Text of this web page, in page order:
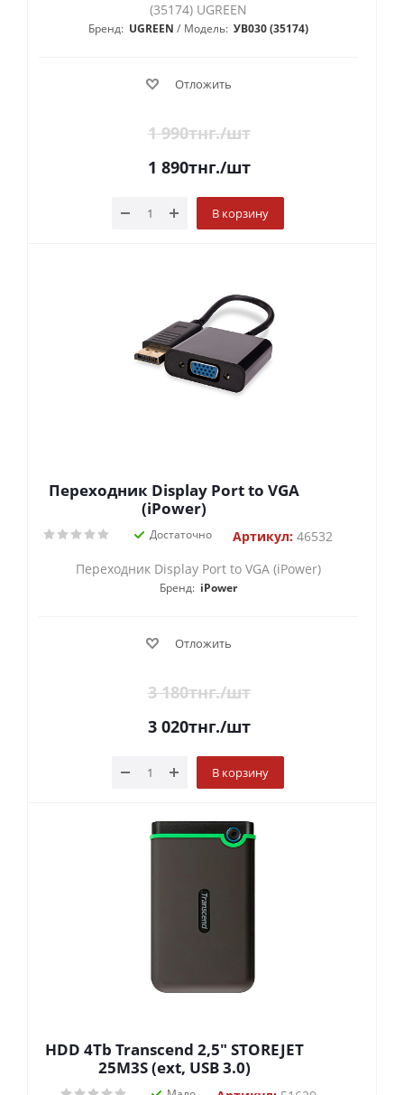
(35174) UGREEN
Бренд: UGREEN Модель: УВ030 (35174)
Отложить
1 990тнг./шт
1 890тнг./шт
В корзину
Переходник Display Port to VGA
(iPower)
Достаточно Артикул: 46532
Переходник Display Port to VGA (iPower)
Бренд: iPower
Отложить
3 180тнг./шт
3 020тнг./шт
В корзину
HDD 4Tb Transcend 2,5" STOREJET
25M3S (ext, USB 3.0)